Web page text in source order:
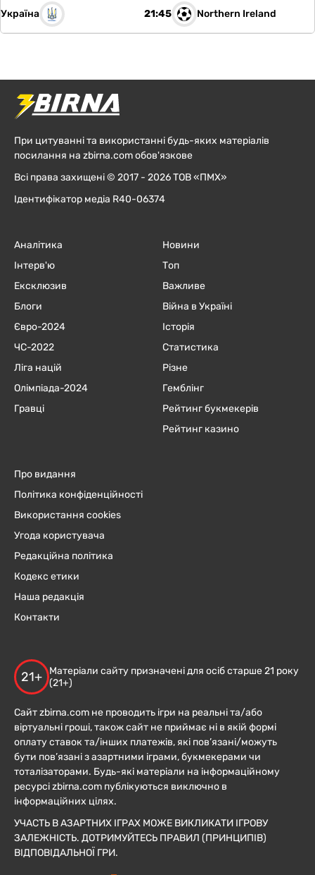
Україна 21:45 Northern Ireland
При цитуванні та використанні будь-яких матеріалів
посилання на zbirna.com обов'язкове
Всі права захищені © 2017 - 2026 ТОВ «ПМХ»
Ідентифікатор медіа R40-06374
Аналітика
Інтерв'ю
Ексклюзив
Блоги
Євро-2024
ЧC-2022
Ліга націй
Олімпіада-2024
Гравці
Новини
Топ
Важливе
Війна в Україні
Історія
Статистика
Різне
Гемблінг
Рейтинг букмекерів
Рейтинг казино
Про видання
Політика конфіденційності
Використання cookies
Угода користувача
Редакційна політика
Кодекс етики
Наша редакція
Контакти
21+
Матеріали сайту призначені для осіб старше 21 року
(21+)
Сайт zbirna.com не проводить ігри на реальні та/або
віртуальні гроші, також сайт не приймає ні в якій формі
оплату ставок та/інших платежів, які пов’язані/можуть
бути пов’язані з азартними іграми, букмекерами чи
тоталізаторами. Будь-які матеріали на інформаційному
ресурсі zbirna.com публікуються виключно в
інформаційних цілях.
УЧАСТЬ В АЗАРТНИХ ІГРАХ МОЖЕ ВИКЛИКАТИ ІГРОВУ
ЗАЛЕЖНІСТЬ. ДОТРИМУЙТЕСЬ ПРАВИЛ (ПРИНЦИПІВ)
ВІДПОВІДАЛЬНОЇ ГРИ.